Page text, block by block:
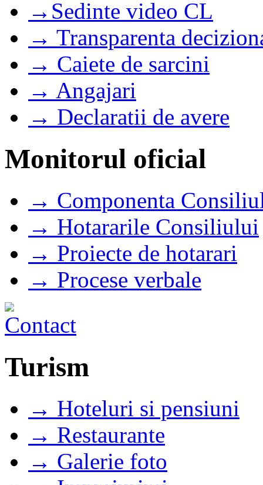
→Sedinte video CL
→ Transparenta
→ Caiete de sarcini
→ Angajari
→ Declaratii de avere
Monitorul oficial
→ Componenta
→ Hotararile Consiliului
→ Proiecte de hotarari
→ Procese verbale
Turism
→ Hoteluri si pensiuni
→ Restaurante
→ Galerie foto